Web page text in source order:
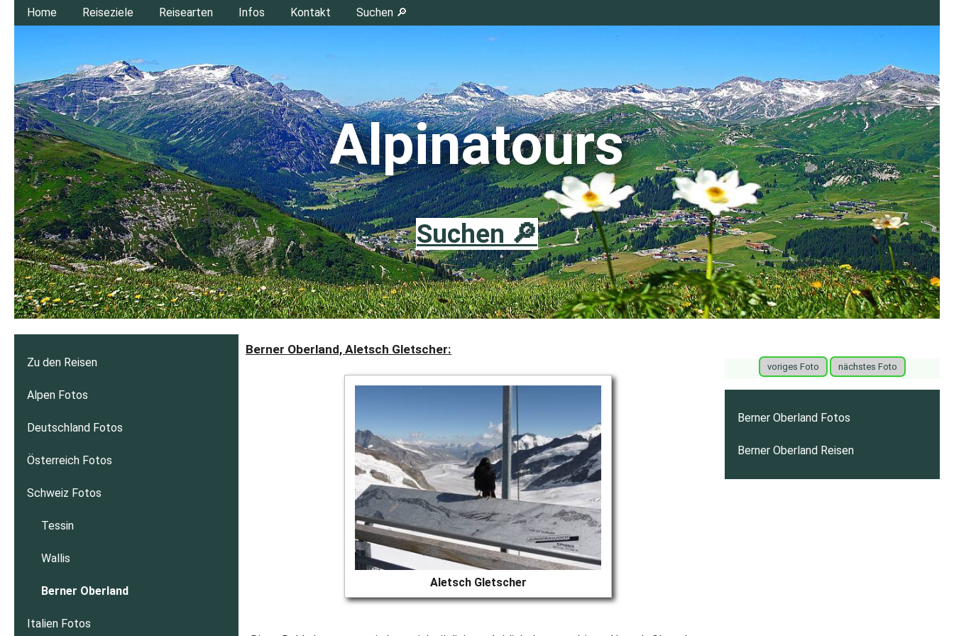
Home Reiseziele Reisearten Infos Kontakt Suchen 🔎
Suchen 🔎
Alpinatours
Berner Oberland, Aletsch Gletscher:
Aletsch Gletscher
Zu den Reisen
Alpen Fotos
Deutschland Fotos
Österreich Fotos
Schweiz Fotos
Tessin
Wallis
Berner Oberland
Italien Fotos
voriges Foto nächstes Foto
Berner Oberland Fotos
Berner Oberland Reisen